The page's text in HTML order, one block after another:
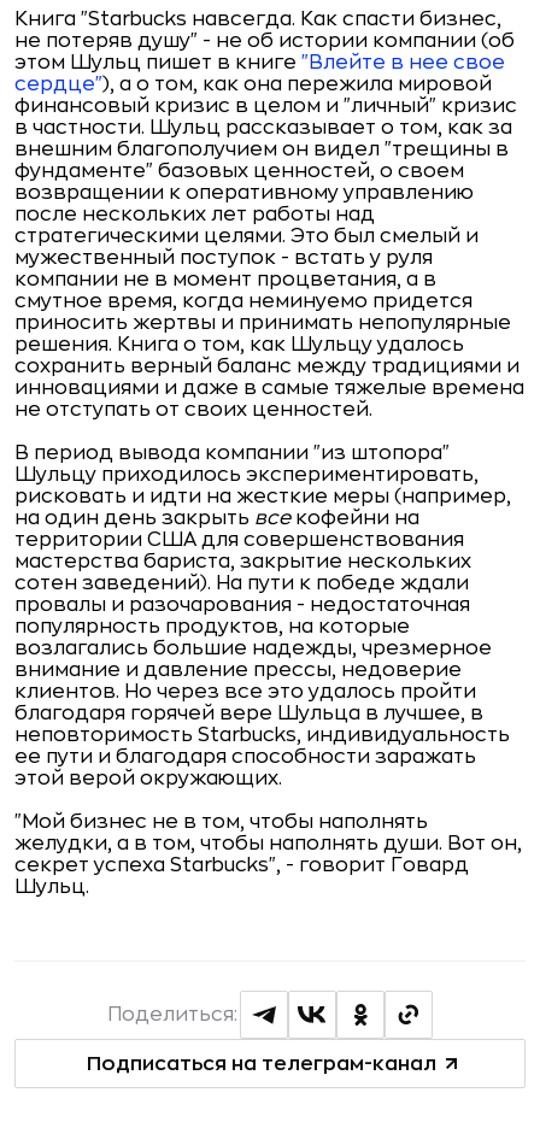
Книга "Starbucks навсегда. Как спасти бизнес,
не потеряв душу" - не об истории компании (об
этом Шульц пишет в книге "Влейте в нее свое
сердце"), а о том, как она пережила мировой
финансовый кризис в целом и "личный" кризис
в частности. Шульц рассказывает о том, как за
внешним благополучием он видел "трещины в
фундаменте" базовых ценностей, о своем
возвращении к оперативному управлению
после нескольких лет работы над
стратегическими целями. Это был смелый и
мужественный поступок - встать у руля
компании не в момент процветания, а в
смутное время, когда неминуемо придется
приносить жертвы и принимать непопулярные
решения. Книга о том, как Шульцу удалось
сохранить верный баланс между традициями и
инновациями и даже в самые тяжелые времена
не отступать от своих ценностей.
В период вывода компании "из штопора"
Шульцу приходилось экспериментировать,
рисковать и идти на жесткие меры (например,
на один день закрыть всекофейни на
территории США для совершенствования
мастерства бариста, закрытие нескольких
сотен заведений). На пути к победе ждали
провалы и разочарования - недостаточная
популярность продуктов, на которые
возлагались большие надежды, чрезмерное
внимание и давление прессы, недоверие
клиентов. Но через все это удалось пройти
благодаря горячей вере Шульца в лучшее, в
неповторимость Starbucks, индивидуальность
ее пути и благодаря способности заражать
этой верой окружающих.
"Мой бизнес не в том, чтобы наполнять
желудки, а в том, чтобы наполнять души. Вот он,
секрет успеха Starbucks", - говорит Говард
Шульц.
Подписаться на телеграм-канал
Поделиться: